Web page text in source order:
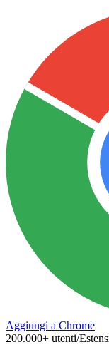
Aggiungi a Chrome
200.000+ utenti/